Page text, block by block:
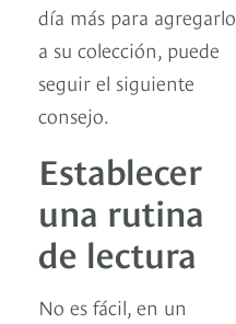
día más para agregarlo
a su colección, puede
seguir el siguiente
consejo.
Establecer
una rutina
de lectura
No es fácil, en un